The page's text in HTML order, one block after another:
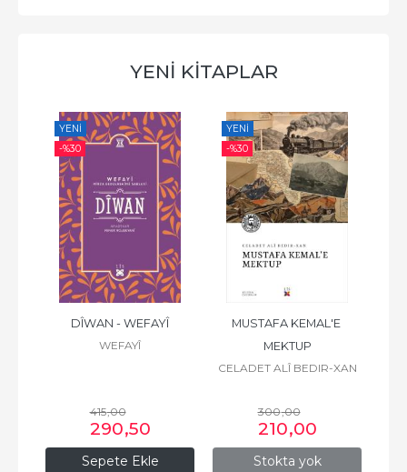
YENİ KİTAPLAR
YENI
-%30
Sepete Ekle
DÎWAN - WEFAYÎ
WEFAYÎ
415,00
290,50
YENI
-%30
Stokta yok
MUSTAFA KEMAL'E
MEKTUP
CELADET ALÎ BEDIR-XAN
300,00
210,00